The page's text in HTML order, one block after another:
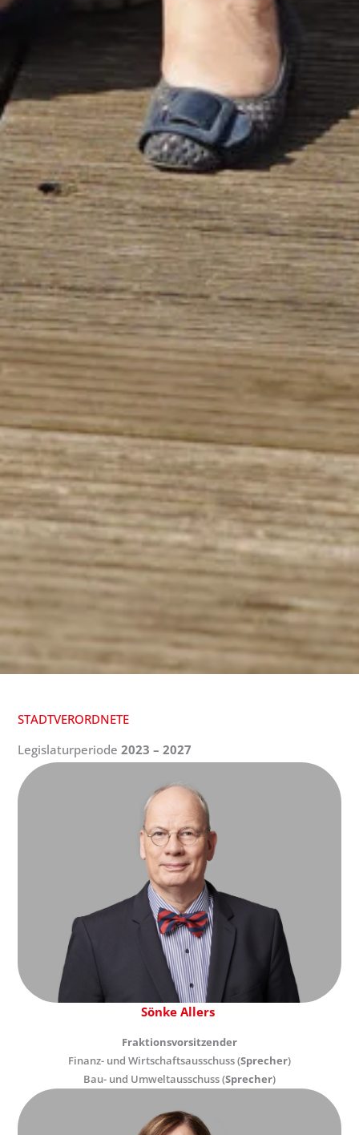
STADTVERORDNETE
Legislaturperiode2023 – 2027
Sönke Allers
Fraktionsvorsitzender
Finanz- und Wirtschaftsausschuss (Sprecher)
Bau- und Umweltausschuss (Sprecher)